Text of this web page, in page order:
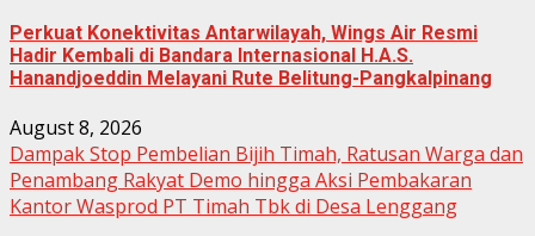
Perkuat Konektivitas Antarwilayah, Wings Air Resmi
Hadir Kembali di Bandara Internasional H.A.S.
Hanandjoeddin Melayani Rute Belitung-Pangkalpinang
August 8, 2026
Dampak Stop Pembelian Bijih Timah, Ratusan Warga dan
Penambang Rakyat Demo hingga Aksi Pembakaran
Kantor Wasprod PT Timah Tbk di Desa Lenggang